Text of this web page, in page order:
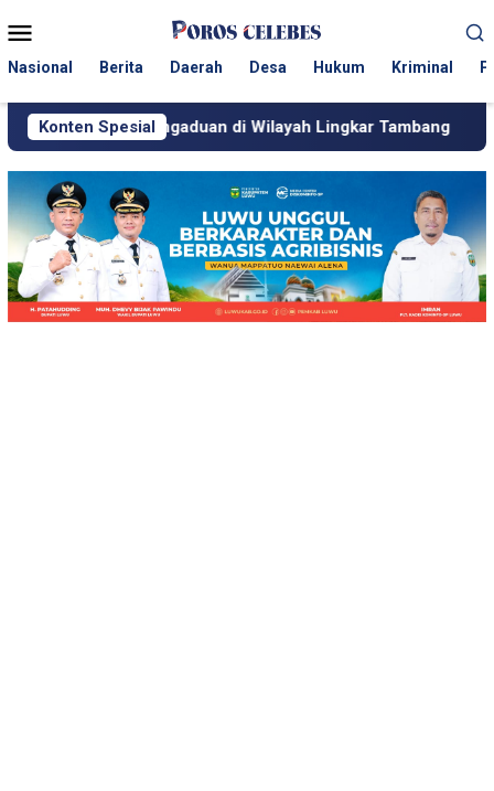
ke
Mobile
Nasional Berita Daerah Desa Hukum Kriminal
Konten Spesial
di Wilayah Lingkar Tambang Respons Cepat